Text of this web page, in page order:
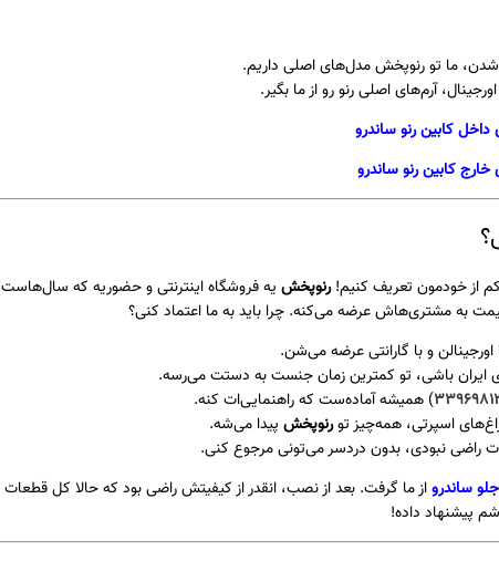
ما تو رنوپخش مدل‌های اصلی داریم.
آرم‌های اصلی رنو رو از ما بگیر.
کابین رنو ساندرو
کابین رنو ساندرو
کم از خودمون تعریف کنیم!رنوپخش یه فروشگاه اینترنتی و حضوریه که سال‌هاست
قیمت به مشتری‌هاش عرضه می‌کنه. چرا باید به ما اعتماد کنی؟
و با گارانتی عرضه می‌شن.
ایران باشی، تو کمترین زمان جنست به دستت می‌رسه.
) همیشه آماده‌ست که راهنمایی‌ات کنه.
اسپرتی، همه‌چیز تورنوپخش پیدا می‌شه.
راضی نبودی، بدون دردسر می‌تونی مرجوع کنی.
ساندرواز ما گرفت. بعد از نصب، انقدر از کیفیتش راضی بود که حالا کل قطعات
پیشنهاد داده!